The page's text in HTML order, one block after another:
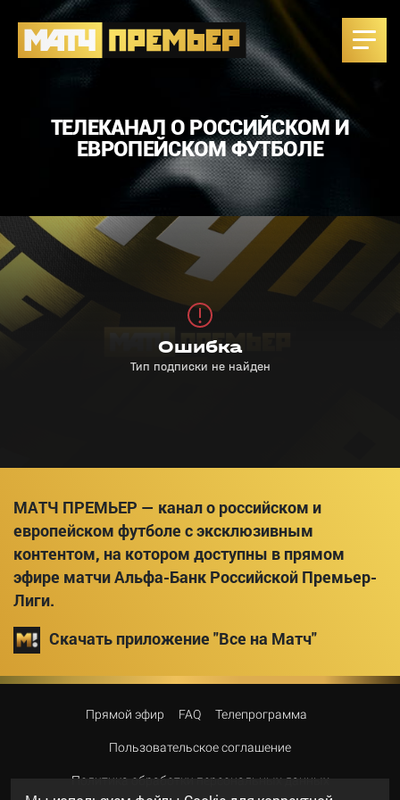
ТЕЛЕКАНАЛ О РОССИЙСКОМ И
ЕВРОПЕЙСКОМ ФУТБОЛЕ
МАТЧ ПРЕМЬЕР — канал о российском и
европейском футболе с эксклюзивным
контентом, на котором доступны в прямом
эфире матчи Альфа-Банк Российской Премьер-
Лиги.
Скачать приложение "Все на Матч"
Прямой эфир FAQ Телепрограмма
Пользовательское соглашение
Политика обработки персональных данных